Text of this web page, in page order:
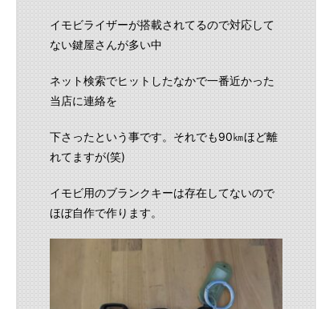
イモビライザーが搭載されてるので対応して
ない鍵屋さんが多い中
ネット検索でヒットしたなかで一番近かった
当店に連絡を
下さったという事です。それでも90㎞ほど離
れてますが(笑)
イモビ用のブランクキーは存在してないので
ほぼ自作で作ります。